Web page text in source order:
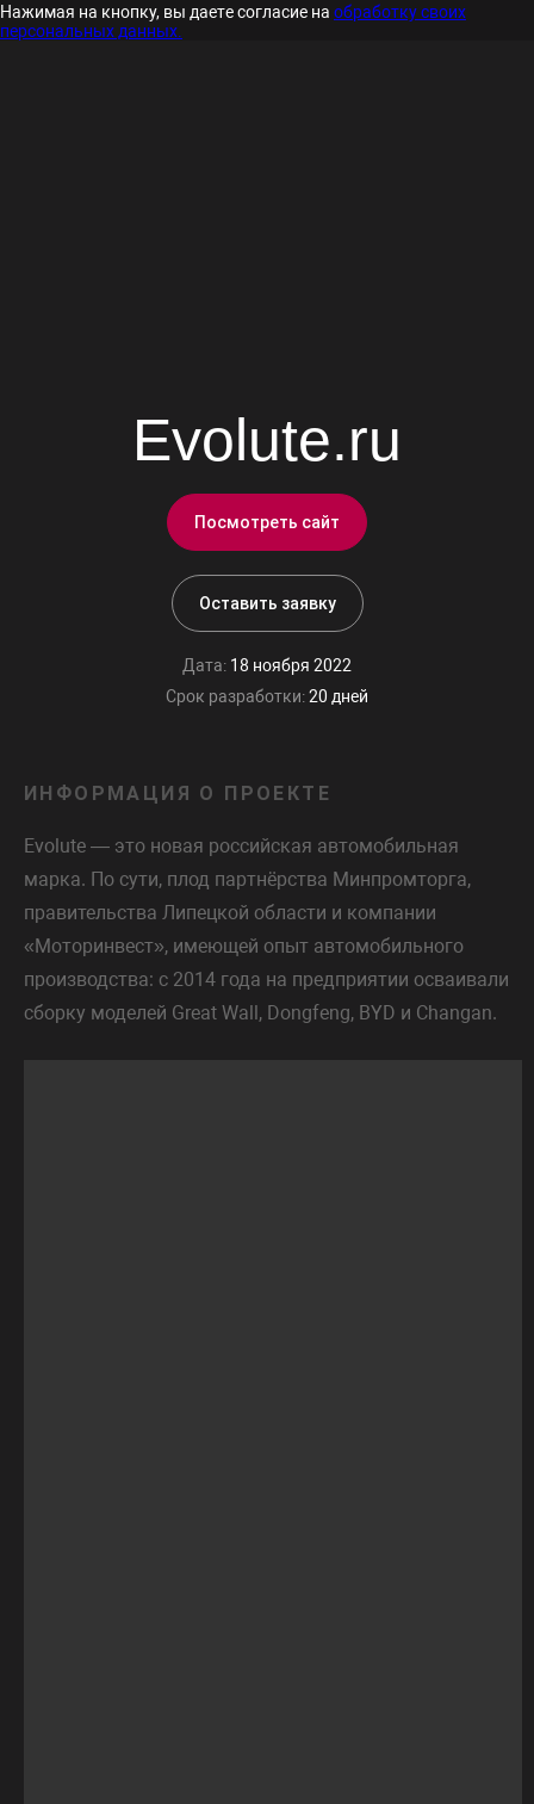
Нажимая на кнопку, вы даете согласие на обработку своих
персональных данных.
Evolute.ru
Посмотреть сайт
Оставить заявку
Дата: 18 ноября 2022
Срок разработки:20 дней
ИНФОРМАЦИЯ О ПРОЕКТЕ
Evolute — это новая российская автомобильная
марка. По сути, плод партнёрства Минпромторга,
правительства Липецкой области и компании
«Моторинвест», имеющей опыт автомобильного
производства: с 2014 года на предприятии осваивали
сборку моделей Great Wall, Dongfeng, BYD и Changan.